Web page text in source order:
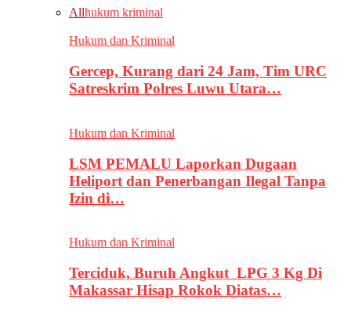
Allhukum kriminal
Hukum dan Kriminal
Gercep, Kurang dari 24 Jam, Tim URC
Satreskrim Polres Luwu Utara…
Hukum dan Kriminal
LSM PEMALU Laporkan Dugaan
Heliport dan Penerbangan Ilegal Tanpa
Izin di…
Hukum dan Kriminal
Terciduk, Buruh Angkut LPG 3 Kg Di
Makassar Hisap Rokok Diatas…